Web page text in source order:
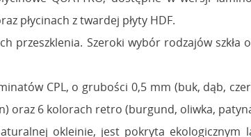
płycinach z twardej płyty HDF.
przeszklenia. Szeroki wybór rodzajów
CPL, o grubości 0,5 mm (buk, dąb,
oraz 6 kolorach retro (burgund, oliwka,
okleinie, jest pokryta ekologicznym